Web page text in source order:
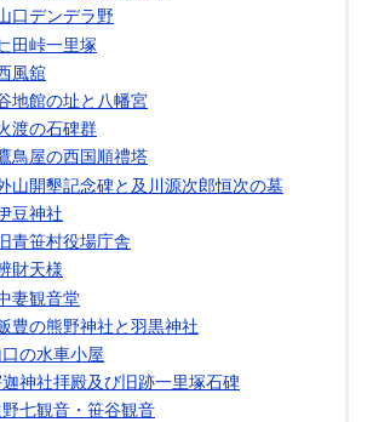
口デンデラ野
田峠一里塚
風舘
地館の址と八幡宮
渡の石碑群
鳥屋の西国順禮塔
山開墾記念碑と及川源次郎恒次の墓
豆神社
青笹村役場庁舎
財天様
妻観音堂
豊の熊野神社と羽黒神社
の水車小屋
神社拝殿及び旧跡一里塚石碑
七観音・笹谷観音